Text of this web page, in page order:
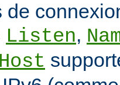
de
Listen,